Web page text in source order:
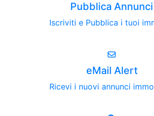
Pubblica Annunci
Iscriviti e Pubblica i tuoi
eMail Alert
Ricevi i nuovi annunci